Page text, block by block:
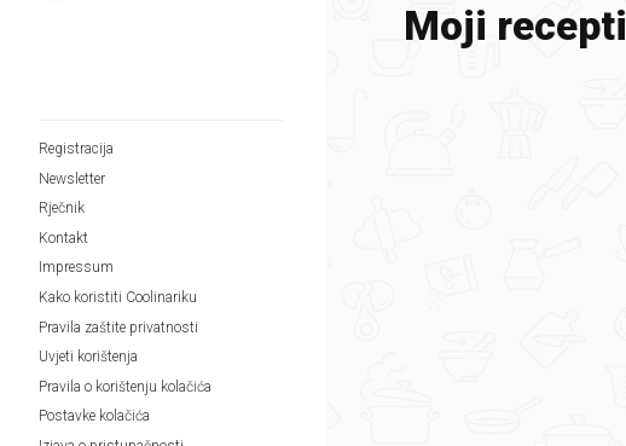
Registracija
Newsletter
Rječnik
Kontakt
Impressum
Kako koristiti Coolinariku
Pravila zaštite privatnosti
Uvjeti korištenja
Pravila o korištenju kolačića
Postavke kolačića
Moji recepti